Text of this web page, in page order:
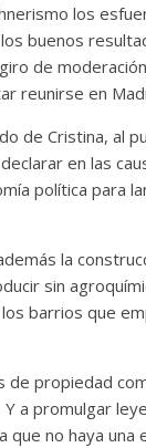
los
buenos
de
reunirse en
de Cristina, al
en las
política para
la
sin
barrios que
propiedad
a promulgar
que no haya